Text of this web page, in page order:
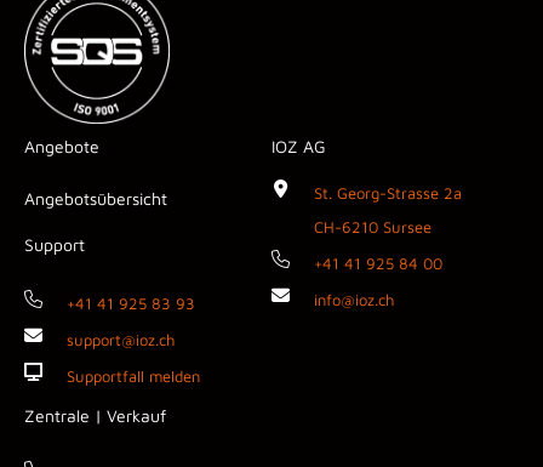
Angebote
Angebotsübersicht
Support
+41 41 925 83 93
support@ioz.ch
Supportfall melden
Zentrale | Verkauf
IOZ AG
St. Georg-Strasse 2a
CH-6210 Sursee
+41 41 925 84 00
info@ioz.ch